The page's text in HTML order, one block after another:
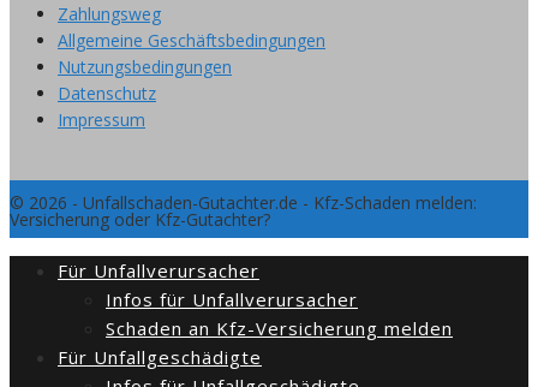
Zahlungsweg
Allgemeine Geschäftsbedingungen
Nutzungsbedingungen
Datenschutz
Impressum
© 2026 - Unfallschaden-Gutachter.de - Kfz-Schaden melden:
Versicherung oder Kfz-Gutachter?
Für Unfallverursacher
Infos für Unfallverursacher
Schaden an Kfz-Versicherung melden
Für Unfallgeschädigte